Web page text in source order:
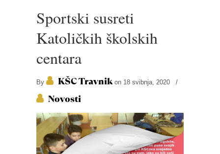
Sportski susreti
Katoličkih školskih
centara
By KŠC Travnikon 18 svibnja, 2020 /
Novosti